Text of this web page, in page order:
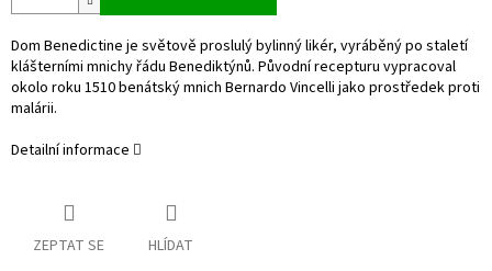
Dom Benedictine je světově proslulý bylinný likér, vyráběný po staletí
klášterními mnichy řádu Benediktýnů. Původní recepturu vypracoval
okolo roku 1510 benátský mnich Bernardo Vincelli jako prostředek proti
malárii.
Detailní informace
ZEPTAT SE HLÍDAT